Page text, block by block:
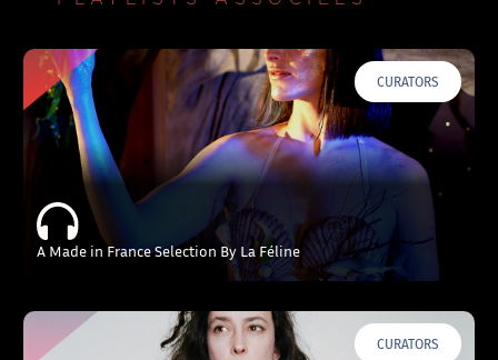
CURATORS
A Made in France Selection By La Féline
CURATORS